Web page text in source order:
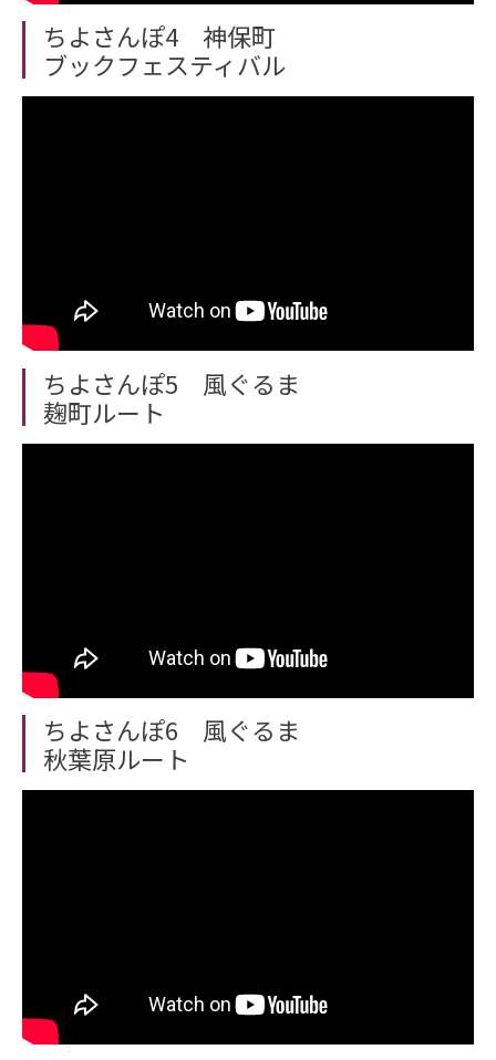
ちよさんぽ4 神保町
ブックフェスティバル
ちよさんぽ5 風ぐるま
麹町ルート
ちよさんぽ6 風ぐるま
秋葉原ルート